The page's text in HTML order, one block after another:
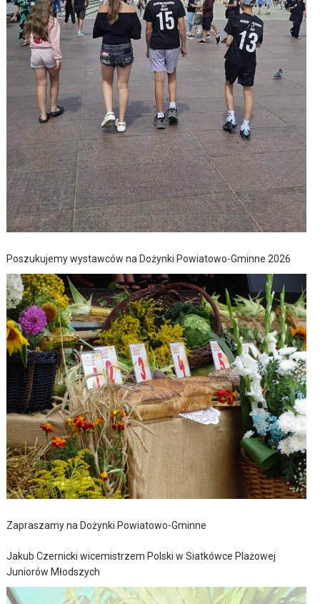
Poszukujemy wystawców na Dożynki Powiatowo-Gminne 2026
Zapraszamy na Dożynki Powiatowo-Gminne
Jakub Czernicki wicemistrzem Polski w Siatkówce Plażowej
Juniorów Młodszych